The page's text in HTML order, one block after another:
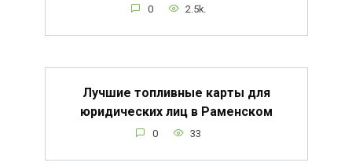
0 2.5k.
Лучшие топливные карты для
юридических лиц в Раменском
0 33